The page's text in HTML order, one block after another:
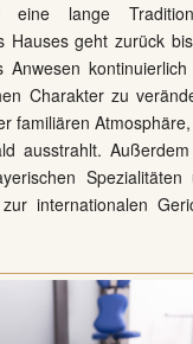
eine lange
Hauses geht zurück
Anwesen
Charakter zu
familiären
ausstrahlt.
internationalen